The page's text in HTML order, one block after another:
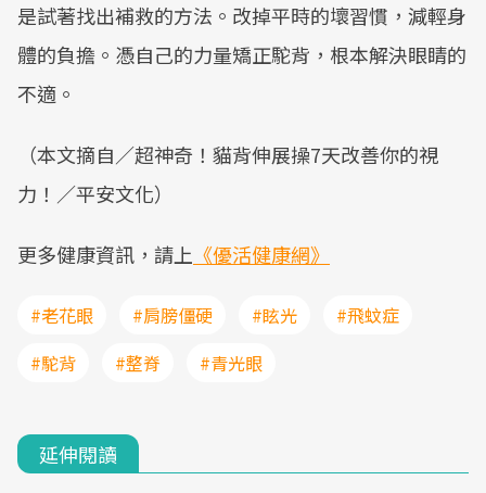
是試著找出補救的方法。改掉平時的壞習慣，減輕身
體的負擔。憑自己的力量矯正駝背，根本解決眼睛的
不適。
（本文摘自／超神奇！貓背伸展操7天改善你的視
力！／平安文化）
更多健康資訊，請上 《優活健康網》
#老花眼 #肩膀僵硬 #眩光
#飛蚊症
#駝背
#整脊 #青光眼
延伸閱讀